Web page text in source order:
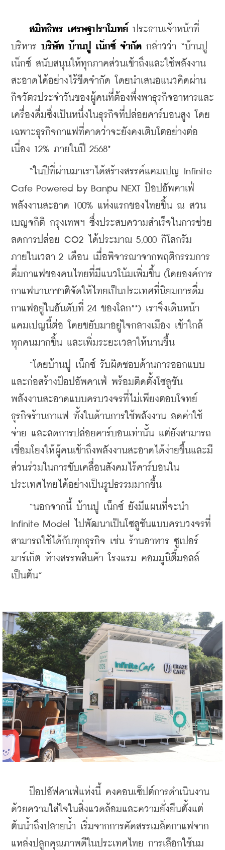
สมิทธิพร เศรษฐปราโมทย์ ประธานเจ้าหน้าที่
บริหาร บริษัท บ้านปู เน็กซ์ จำกัด กล่าวว่า “บ้านปู
เน็กซ์ สนับสนุนให้ทุกภาคส่วนเข้าถึงและใช้พลังงาน
สะอาดได้อย่างไร้ขีดจำกัด โดยนำเสนอแนวคิดผ่าน
กิจวัตรประจำวันของผู้คนที่ต้องพึ่งพาธุรกิจอาหารและ
เครื่องดื่มซึ่งเป็นหนึ่งในธุรกิจที่ปล่อยคาร์บอนสูง โดย
เฉพาะธุรกิจกาแฟที่คาดว่าจะยังคงเติบโตอย่างต่อ
เนื่อง 12% ภายในปี 2568*
“ในปีที่ผ่านมาเราได้สร้างสรรค์แคมเปญ Infinite
Cafe Powered by Banpu NEXT ป๊อปอัพคาเฟ่
พลังงานสะอาด 100% แห่งแรกของไทยขึ้น ณ สวน
เบญจกิติ กรุงเทพฯ ซึ่งประสบความสำเร็จในการช่วย
ลดการปล่อย CO2 ได้ประมาณ 5,000 กิโลกรัม
ภายในเวลา 2 เดือน เมื่อพิจารณาจากพฤติกรรมการ
ดื่มกาแฟของคนไทยที่มีแนวโน้มเพิ่มขึ้น (โดยองค์การ
กาแฟนานาชาติจัดให้ไทยเป็นประเทศที่นิยมการดื่ม
กาแฟอยู่ในอันดับที่ 24 ของโลก**) เราจึงเดินหน้า
แคมเปญนี้ต่อ โดยขยับมาอยู่ใจกลางเมือง เข้าใกล้
ทุกคนมากขึ้น และเพิ่มระยะเวลาให้นานขึ้น
“โดยบ้านปู เน็กซ์ รับผิดชอบด้านการออกแบบ
และก่อสร้างป๊อปอัพคาเฟ่ พร้อมติดตั้งโซลูชัน
พลังงานสะอาดแบบครบวงจรที่ไม่เพียงตอบโจทย์
ธุรกิจร้านกาแฟ ทั้งในด้านการใช้พลังงาน ลดค่าใช้
จ่าย และลดการปล่อยคาร์บอนเท่านั้น แต่ยังสามารถ
เชื่อมโยงให้ผู้คนเข้าถึงพลังงานสะอาดได้ง่ายขึ้นและมี
ส่วนร่วมในการขับเคลื่อนสังคมไร้คาร์บอนใน
ประเทศไทยได้อย่างเป็นรูปธรรมมากขึ้น
“นอกจากนี้ บ้านปู เน็กซ์ ยังมีแผนที่จะนำ
Infinite Model ไปพัฒนาเป็นโซลูชันแบบครบวงจรที่
สามารถใช้ได้กับทุกธุรกิจ เช่น ร้านอาหาร ซูเปอร์
มาร์เก็ต ห้างสรรพสินค้า โรงแรม คอมมูนิตี้มอลล์
เป็นต้น”
ป๊อปอัฟคาเฟ่แห่งนี้ คงคอนเซ็ปต์การดำเนินงาน
ด้วยความใส่ใจในสิ่งแวดล้อมและความยั่งยืนตั้งแต่
ต้นน้ำถึงปลายน้ำ เริ่มจากการคัดสรรเมล็ดกาแฟจาก
แหล่งปลูกคุณภาพดีในประเทศไทย การเลือกใช้นม